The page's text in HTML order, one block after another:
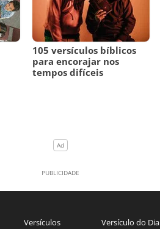
105 versículos bíblicos
para encorajar nos
tempos difíceis
Versículos Versículo do Dia